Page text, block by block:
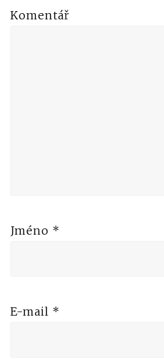
Komentář
Jméno *
E-mail *